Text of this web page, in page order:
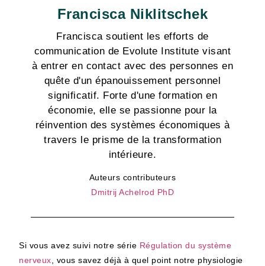
Francisca Niklitschek
Francisca soutient les efforts de
communication de Evolute Institute visant
à entrer en contact avec des personnes en
quête d'un épanouissement personnel
significatif. Forte d'une formation en
économie, elle se passionne pour la
réinvention des systèmes économiques à
travers le prisme de la transformation
intérieure.
Auteurs contributeurs
Dmitrij Achelrod PhD
Si vous avez suivi notre série Régulation du système
nerveux , vous savez déjà à quel point notre physiologie